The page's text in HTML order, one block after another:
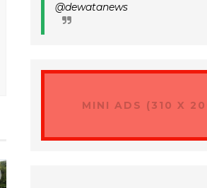
@dewatanews
MINI ADS (310 X